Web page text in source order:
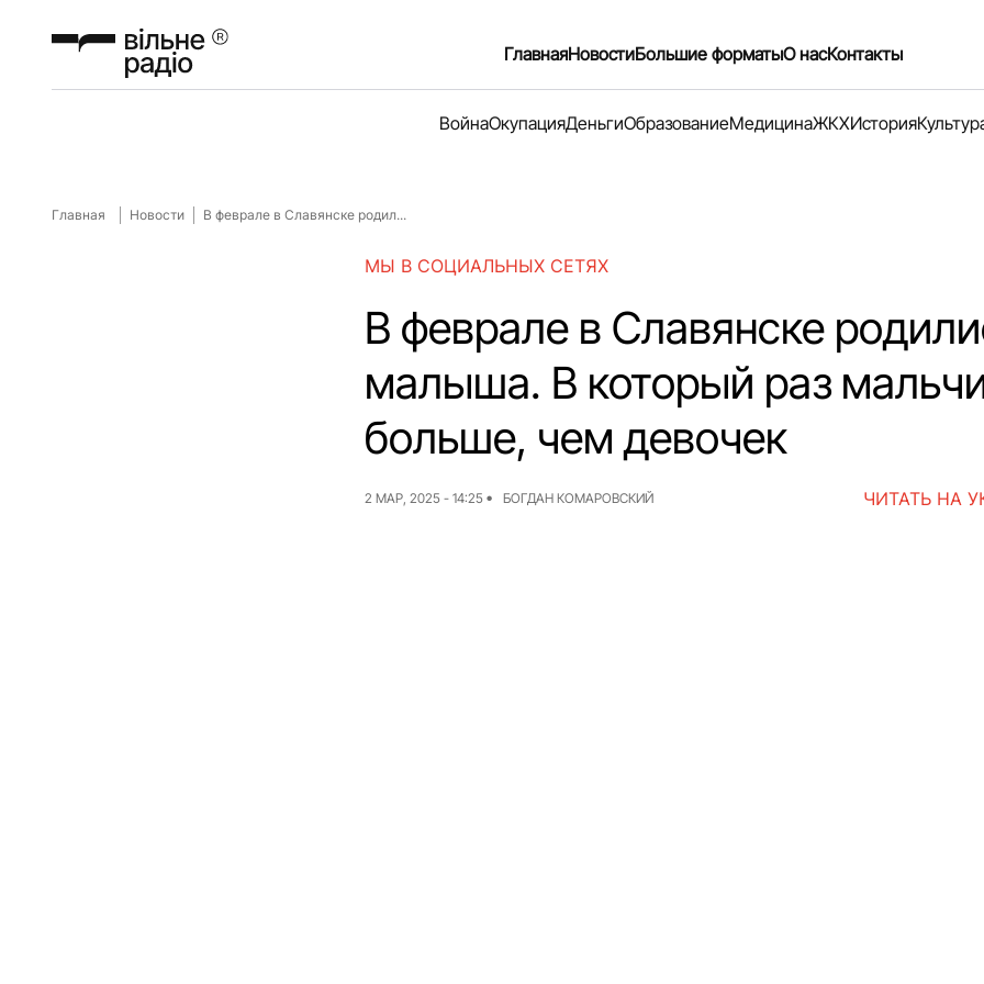
ГлавнаяНовостиБольшие форматыО насКонтакты
ВойнаОкупацияДеньгиОбразованиеМедицинаЖКХИстория
Главная Новости В феврале в Славянске родил...
МЫ В СОЦИАЛЬНЫХ СЕТЯХ
В феврале в Славянске
малыша. В который раз
больше, чем девочек
2 МАР, 2025 - 14:25 БОГДАН КОМАРОВСКИЙ ЧИТАТЬ НА